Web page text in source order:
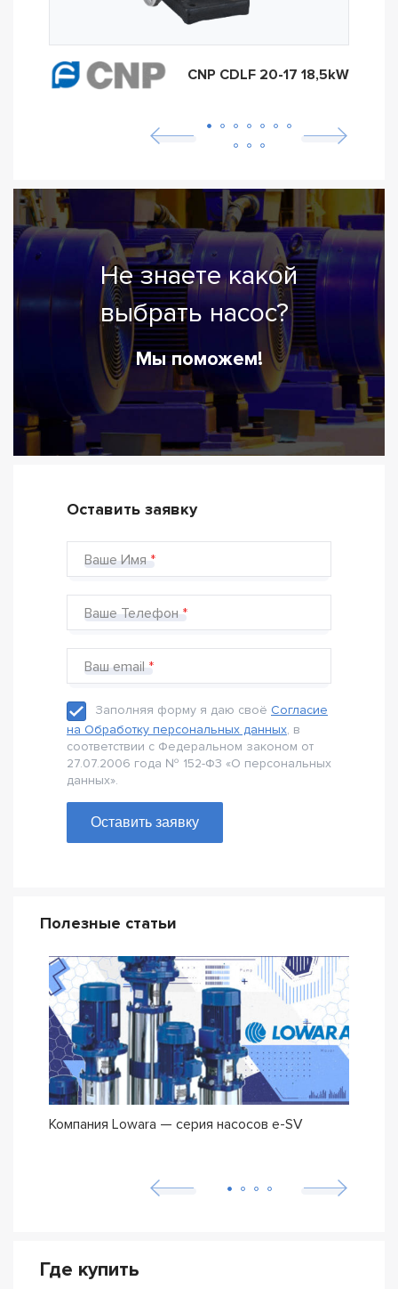
CNP CDLF 20-17 18,5kW
Не знаете какой
выбрать насос?
Мы поможем!
Оставить заявку
Ваше Имя
Ваше Телефон
Ваш email
Заполняя форму я даю своё Согласие
на Обработку персональных данных, в
соответствии с Федеральном законом от
27.07.2006 года № 152-Ф3 «О персональных
данных».
Оставить заявку
Полезные статьи
Компания Lowara — серия насосов e-SV
Где купить